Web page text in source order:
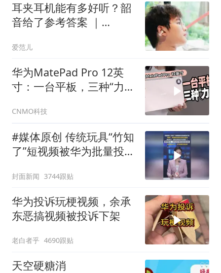
耳夹耳机能有多好听？韶
音给了参考答案 ｜
爱范儿
华为MatePad Pro 12英
寸：一台平板，三种“力
CNMO科技
#媒体原创 传统玩具“竹知
了”短视频被华为批量投诉
东发布会语调。律师解
读：隐性影射嘲讽或构成
侵权；玩梗要有分寸，不
可逾越法律边界
封面新闻 3744跟贴
华为投诉玩梗视频，余承
东恶搞视频被投诉下架
老白者乎 4690跟贴
天空硬糖消